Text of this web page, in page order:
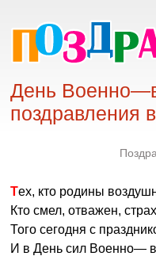
День
поздравления
Тех, кто родины
Кто смел, отважен,
Того сегодня с
И в День сил Военно—